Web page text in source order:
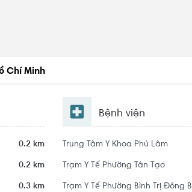
Chí Minh
0.2 km
0.2 km
0.3 km
Bệnh viện
Trung Tâm Y Khoa Phú Lâm
Trạm Y Tế Phường Tân Tạo
Trạm Y Tế Phường Bình Trị Đông B